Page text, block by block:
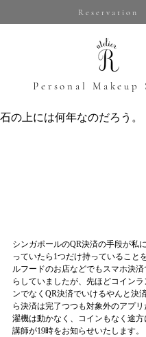
Reservation
​Personal Makeup
石の上には何年なのだろう。
シンガポールのQR決済の手段が私
っていたら1つだけ持っていること
ルフードのお店などでもスマホ決
らしていましたが、先ほどコイン
ンでなくQR決済でいけるやんと決
ら決済は完了つつも対象外のアプ
濯機は動かなく、コインもなく途方
講師が19時をお知らせいたします。